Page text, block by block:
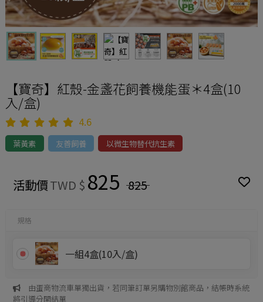
【寶奇】紅殼-金盞花飼養機能蛋＊4盒(10
入/盒)
4.6
葉黃素 友善飼養 以微生物替代抗生素
活動價TWD $ 825 825
規格
一組4盒(10入/盒)
由蛋商物流車單獨出貨，若同筆訂單另購物別館商品，結帳時系統
將引導分開結單